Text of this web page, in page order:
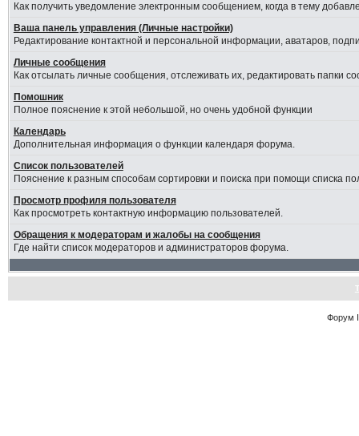
Как получить уведомление электронным сообщением, когда в тему
Ваша панель управления (Личные настройки)
Редактирование контактной и персональной информации, аватаров,
Личные сообщения
Как отсылать личные сообщения, отслеживать их, редактировать папки
Помошник
Полное пояснение к этой небольшой, но очень удобной функции
Календарь
Дополнительная информация о функции календаря форума.
Список пользователей
Пояснение к разным способам сортировки и поиска при помощи списка
Просмотр профиля пользователя
Как просмотреть контактную информацию пользователей.
Обращения к модераторам и жалобы на сообщения
Где найти список модераторов и администраторов форума.
Форум